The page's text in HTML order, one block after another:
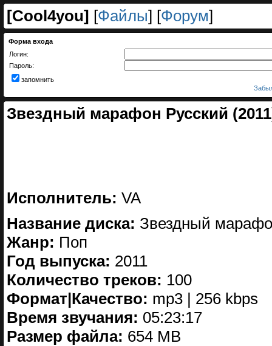
[Cool4you] [Файлы] [Форум]
Форма входа
Логин:
Пароль:
запомнить
Звездный марафон Русский
Исполнитель: VA
Название диска: Звездный
Жанр: Поп
Год выпуска: 2011
Количество треков: 100
Формат|Качество: mp3 | 256 kbps
Время звучания: 05:23:17
Размер файла: 654 MB